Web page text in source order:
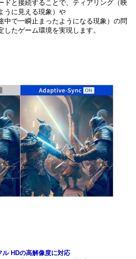
ドと接続することで、ティアリング（映
うに見える現象）や
中で一瞬止まったようになる現象）の問
たゲーム環境を実現します。
HDの高解像度に対応